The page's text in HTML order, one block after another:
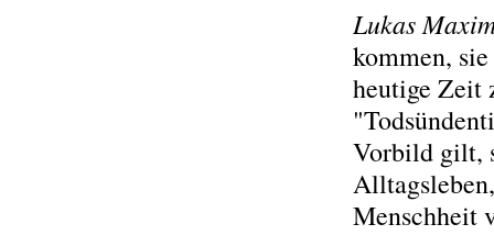
Lukas
kommen,
heutige Zeit
Vorbild gilt,
Menschheit